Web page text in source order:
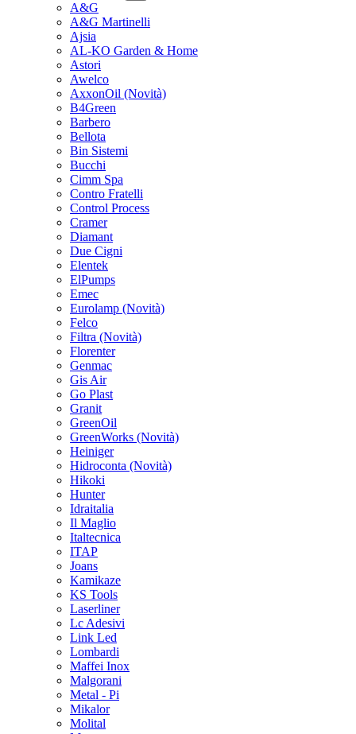
A&G
A&G Martinelli
Ajsia
AL-KO Garden & Home
Astori
Awelco
AxxonOil (Novità)
B4Green
Barbero
Bellota
Bin Sistemi
Bucchi
Cimm Spa
Contro Fratelli
Control Process
Cramer
Diamant
Due Cigni
Elentek
ElPumps
Emec
Eurolamp (Novità)
Felco
Filtra (Novità)
Florenter
Genmac
Gis Air
Go Plast
Granit
GreenOil
GreenWorks (Novità)
Heiniger
Hidroconta (Novità)
Hikoki
Hunter
Idraitalia
Il Maglio
Italtecnica
ITAP
Joans
Kamikaze
KS Tools
Laserliner
Lc Adesivi
Link Led
Lombardi
Maffei Inox
Malgorani
Metal - Pi
Mikalor
Molital